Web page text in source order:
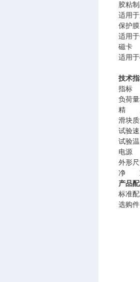
胶
适用
保
适用
磁
适用
技术
指
负荷
精
滑块
试验
试验
电源
外形
净
产品
标准
选购